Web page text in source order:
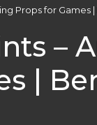
Props for Games
–
|